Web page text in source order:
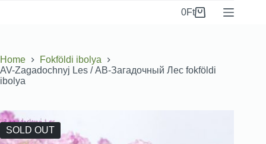
0Ft
Home
Fokföldi ibolya
AV-Zagadochnyj Les / АВ-Загадочный Лес fokföldi
ibolya
SOLD OUT